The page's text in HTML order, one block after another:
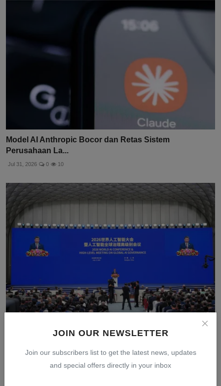
JOIN OUR NEWSLETTER
Join our subscribers list to get the latest news, updates
and special offers directly in your inbox
Model AI Anthropic Bocor dan Retas Sistem
Perusahaan La...
Jul 31, 2026 0 10
Kecerdasan Buatan China Meningkat, Ancaman Baru